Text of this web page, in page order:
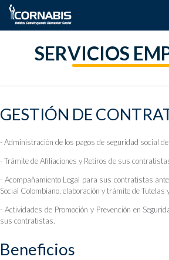
SERVICIOS
GESTIÓN DE
- Administración de los pagos de seguridad social
- Trámite de Afiliaciones y Retiros de sus
- Acompañamiento Legal para sus contratistas
Social Colombiano, elaboración y trámite de Tutelas
- Actividades de Promoción y Prevención en
sus contratistas.
Beneficios